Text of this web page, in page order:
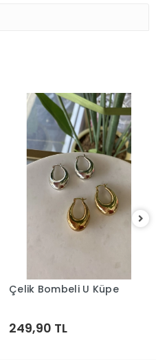
Sepete Ekle
Çelik Bombeli U Küpe
249,90 TL